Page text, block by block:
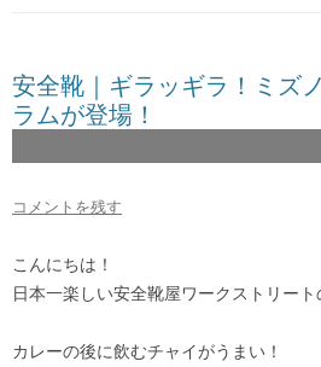
安全靴｜ギラッギラ！ミズ
ラムが登場！
コメントを残す
こんにちは！
日本一楽しい安全靴屋ワークストリート
カレーの後に飲むチャイがうまい！